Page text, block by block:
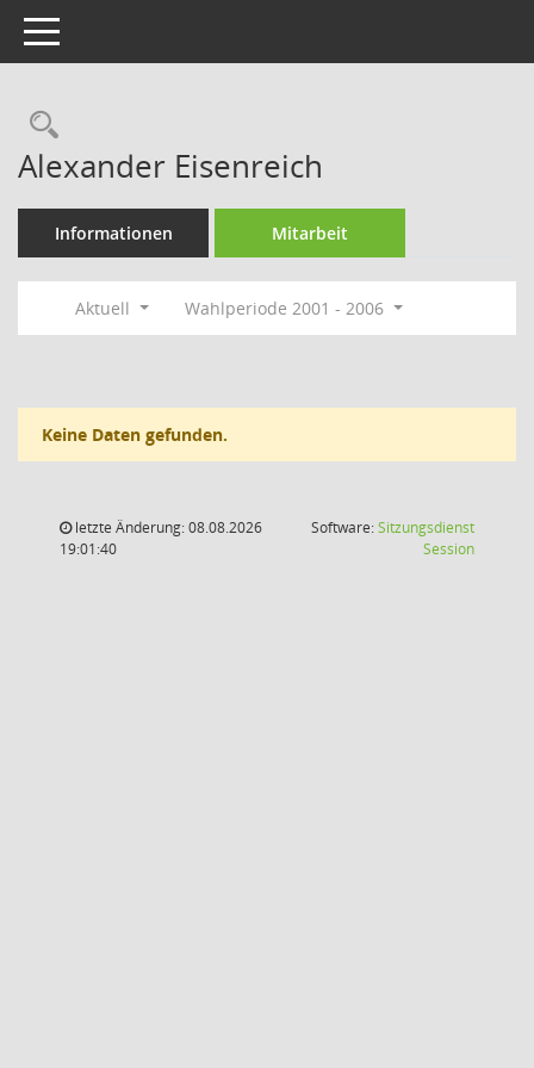
Toggle navigation
Rechercheauswahl
Alexander Eisenreich
Informationen Mitarbeit
Aktuell Wahlperiode 2001 - 2006
Keine Daten gefunden.
letzte Änderung: 08.08.2026
19:01:40
Software:Sitzungsdienst
Session(Wird in